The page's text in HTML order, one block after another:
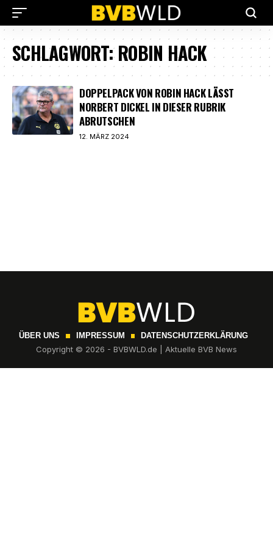
SCHLAGWORT:ROBIN HACK
DOPPELPACK VON ROBIN HACK LÄSST
NORBERT DICKEL IN DIESER RUBRIK
ABRUTSCHEN
12. MÄRZ 2024
ÜBER UNS IMPRESSUM DATENSCHUTZERKLÄRUNG
Copyright © 2026 - BVBWLD.de | Aktuelle BVB News